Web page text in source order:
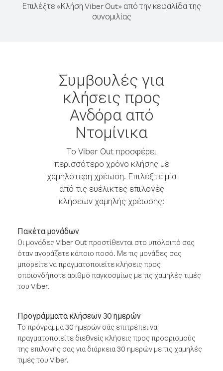
Επιλέξτε «Κλήση Viber Out» από την κεφαλίδα της
συνομιλίας
Συμβουλές για
κλήσεις προς
Ανδόρα από
Ντομίνικα
Το Viber Out προσφέρει
περισσότερο χρόνο κλήσης με
χαμηλότερη χρέωση. Επιλέξτε μία
από τις ευέλικτες επιλογές
κλήσεων χαμηλής χρέωσης:
Πακέτα μονάδων
Οι μονάδες Viber Out προστίθενται στο υπόλοιπό σας
όταν αγοράζετε κάποιο ποσό. Με τις μονάδες σας
μπορείτε να πραγματοποιείτε κλήσεις προς
οποιονδήποτε αριθμό παγκοσμίως με τις χαμηλές τιμές
του Viber.
Προγράμματα κλήσεων 30 ημερών
Το πρόγραμμα 30 ημερών σάς επιτρέπει να
πραγματοποιείτε διεθνείς κλήσεις προς προορισμούς
της επιλογής σας για διάρκεια 30 ημερών με τις χαμηλές
τιμές του Viber.